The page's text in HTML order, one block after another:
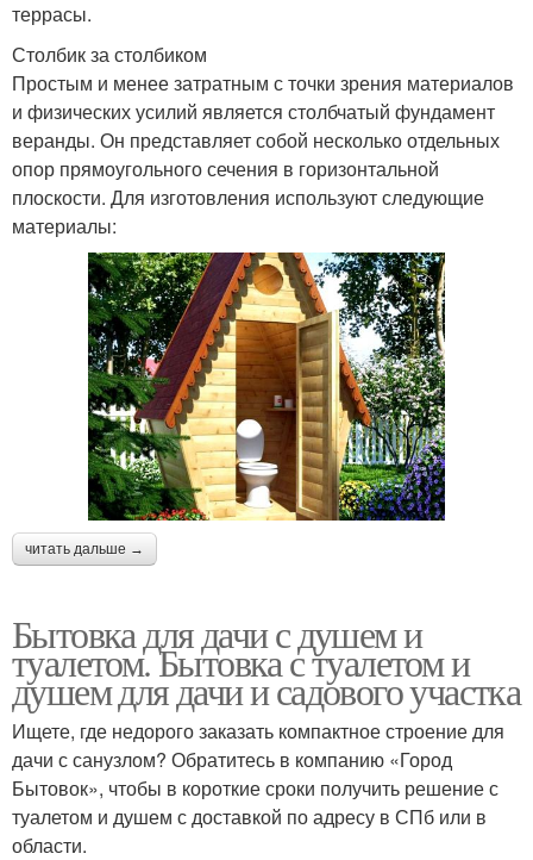
террасы.
Столбик за столбиком
Простым и менее затратным с точки зрения материалов
и физических усилий является столбчатый фундамент
веранды. Он представляет собой несколько отдельных
опор прямоугольного сечения в горизонтальной
плоскости. Для изготовления используют следующие
материалы:
читать дальше →
Бытовка для дачи с душем и
туалетом. Бытовка с туалетом и
душем для дачи и садового участка
Ищете, где недорого заказать компактное строение для
дачи с санузлом? Обратитесь в компанию «Город
Бытовок», чтобы в короткие сроки получить решение с
туалетом и душем с доставкой по адресу в СПб или в
области.